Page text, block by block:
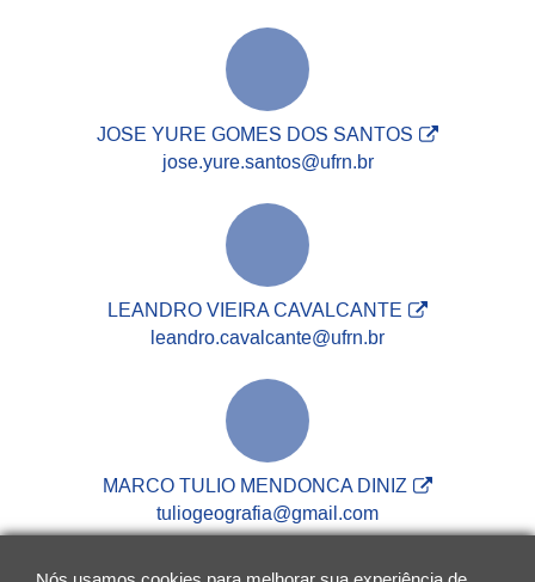
JOSE YURE GOMES DOS SANTOS
jose.yure.santos@ufrn.br
LEANDRO VIEIRA CAVALCANTE
leandro.cavalcante@ufrn.br
MARCO TULIO MENDONCA DINIZ
tuliogeografia@gmail.com